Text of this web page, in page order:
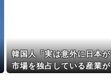
韓国人「実は意外に日本が
市場を独占している産業が